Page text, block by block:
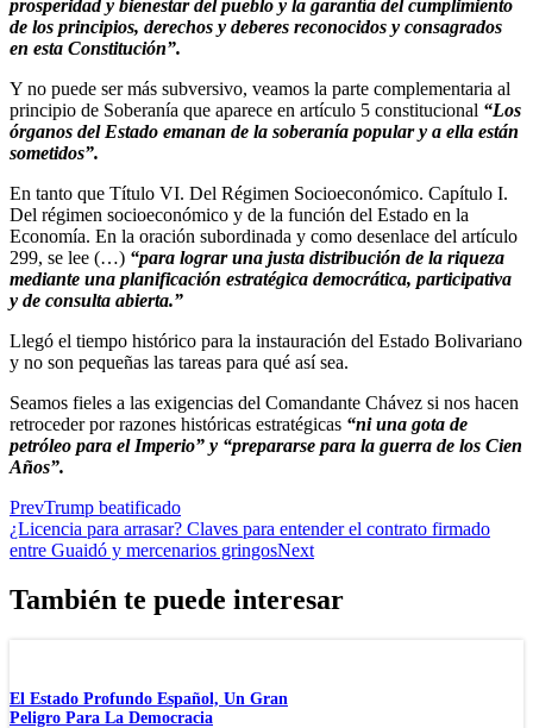
prosperidad y bienestar del pueblo y la garantía del cumplimiento
de los principios, derechos y deberes reconocidos y consagrados
en esta Constitución”.
Y no puede ser más subversivo, veamos la parte complementaria al
principio de Soberanía que aparece en artículo 5 constitucional “Los
órganos del Estado emanan de la soberanía popular y a ella están
sometidos”.
En tanto que Título VI. Del Régimen Socioeconómico. Capítulo I.
Del régimen socioeconómico y de la función del Estado en la
Economía. En la oración subordinada y como desenlace del artículo
299, se lee (…) “para lograr una justa distribución de la riqueza
mediante una planificación estratégica democrática, participativa
y de consulta abierta.”
Llegó el tiempo histórico para la instauración del Estado Bolivariano
y no son pequeñas las tareas para qué así sea.
Seamos fieles a las exigencias del Comandante Chávez si nos hacen
retroceder por razones históricas estratégicas “ni una gota de
petróleo para el Imperio” y “prepararse para la guerra de los Cien
Años”.
PrevTrump beatificado
¿Licencia para arrasar? Claves para entender el contrato firmado
entre Guaidó y mercenarios gringosNext
También te puede interesar
El Estado Profundo Español, Un Gran
Peligro Para La Democracia